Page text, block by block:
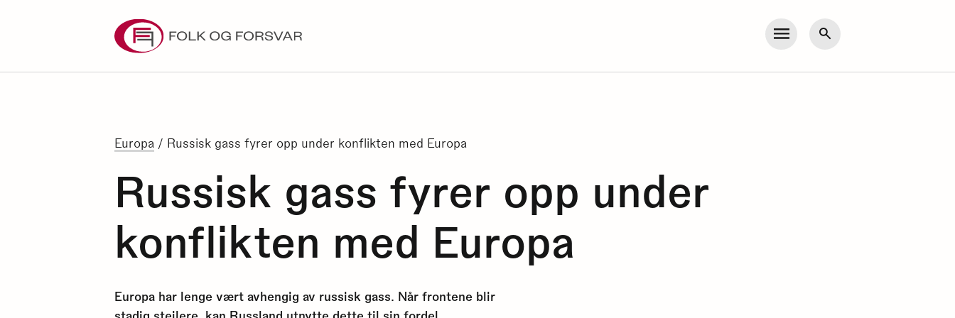
Meny Søk
Europa / Russisk gass fyrer opp under konflikten med Europa
Russisk gass fyrer opp under
konflikten med Europa
Europa har lenge vært avhengig av russisk gass. Når frontene blir
stadig steilere, kan Russland utnytte dette til sin fordel.